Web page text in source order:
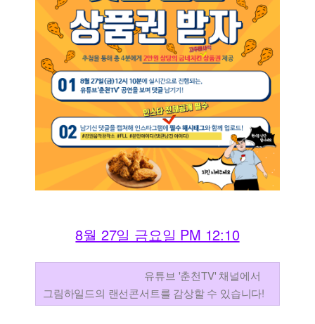
8월 27일 금요일 PM 12:10
유튜브 '춘천TV' 채널에서
그림하일드의 랜선콘서트를 감상할 수 있습니다!